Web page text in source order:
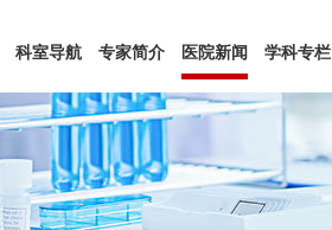
科室导航 专家简介 医院新闻 学科专栏